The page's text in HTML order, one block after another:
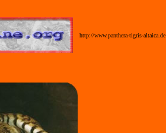
http://www.panthera-tigris-altaica.de